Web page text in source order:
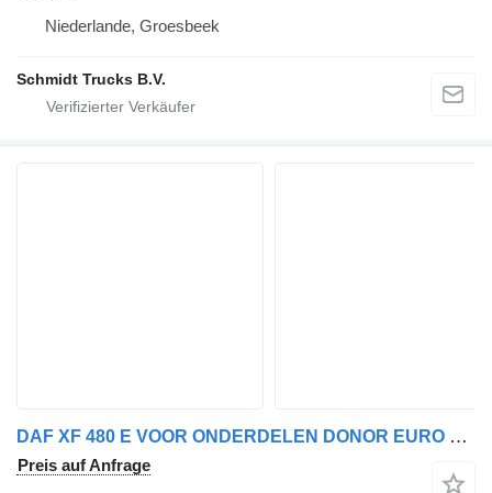
Niederlande, Groesbeek
Schmidt Trucks B.V.
DAF XF 480 E VOOR ONDERDELEN DONOR EURO 6 DAF Fahrerhaus für LKW
Preis auf Anfrage